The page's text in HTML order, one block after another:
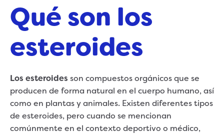
Qué son los
esteroides
Los esteroides son compuestos orgánicos que se
producen de forma natural en el cuerpo humano, así
como en plantas y animales. Existen diferentes tipos
de esteroides, pero cuando se mencionan
comúnmente en el contexto deportivo o médico,